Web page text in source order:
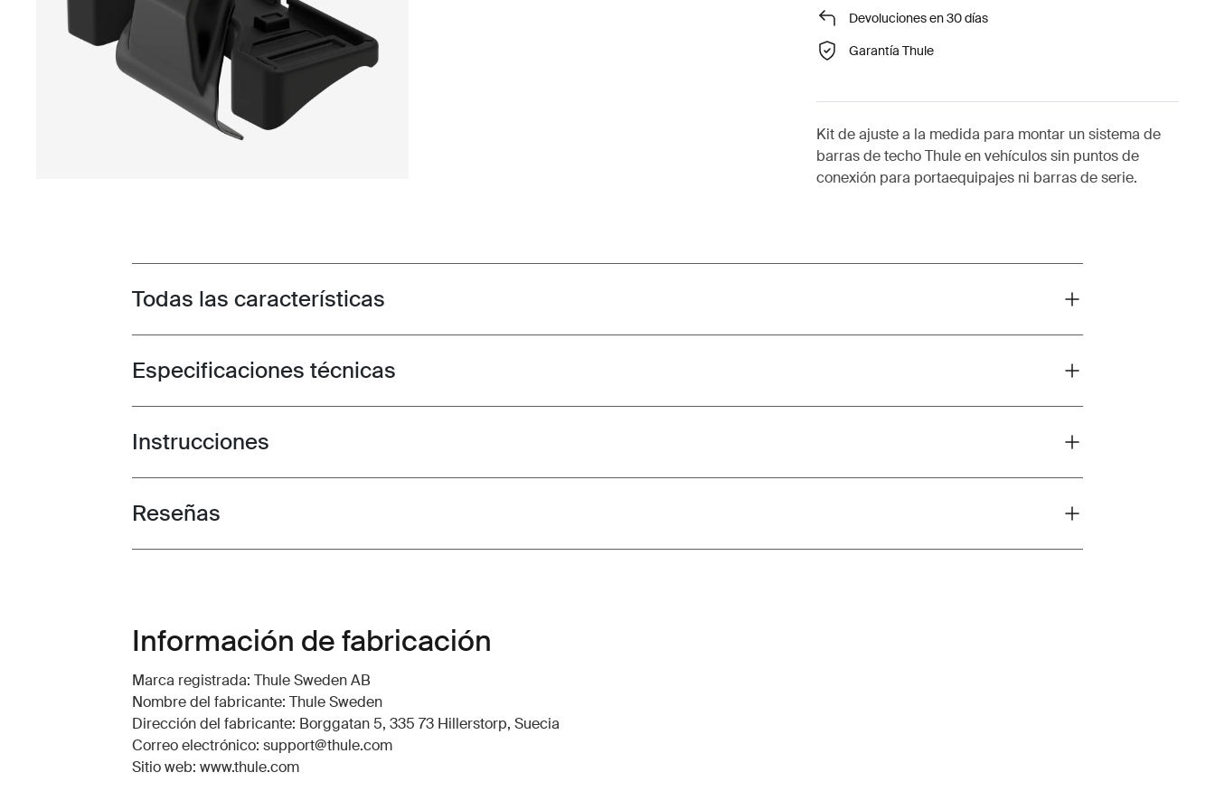
Devoluciones en 30 días
Garantía Thule
Kit de ajuste a la medida para montar un sistema de
barras de techo Thule en vehículos sin puntos de
conexión para portaequipajes ni barras de serie.
Toggle features
Todas las características
Toggle techspec
Especificaciones técnicas
Toggle guides and instructions
Instrucciones
Toggle overview
Reseñas
Información de fabricación
Marca registrada: Thule Sweden AB
Nombre del fabricante: Thule Sweden
Dirección del fabricante: Borggatan 5, 335 73 Hillerstorp, Suecia
Correo electrónico: support@thule.com
Sitio web: www.thule.com